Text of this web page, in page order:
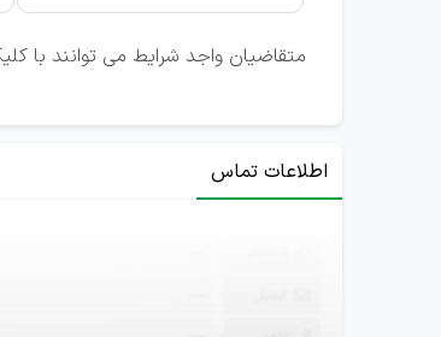
متقاضیان واجد شرایط می توانند با
اطلاعات تماس